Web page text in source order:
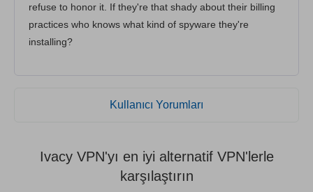
refuse to honor it. If they're that shady about their billing
practices who knows what kind of spyware they're
installing?
Kullanıcı Yorumları
Ivacy VPN'yı en iyi alternatif VPN'lerle
karşılaştırın